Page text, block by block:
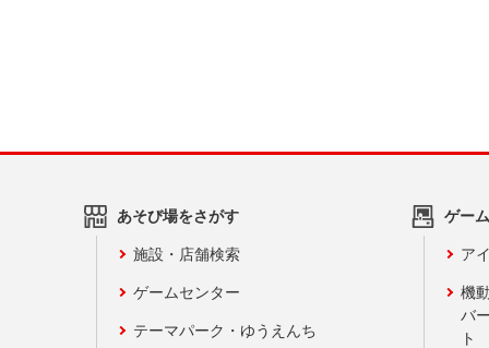
あそび場をさがす
施設・店舗検索
ゲームセンター
テーマパーク・ゆうえんち
ゲー
ア
機
バ
ト